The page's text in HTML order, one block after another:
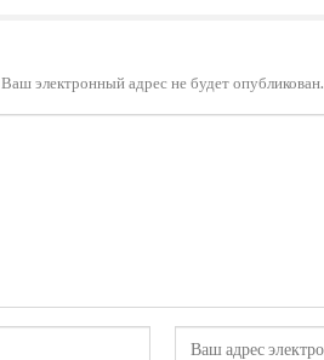
Ваш электронный адрес не будет опубликован.